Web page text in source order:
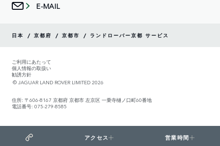
アクセス 営業時間
E-MAIL
日本 / 京都府 / 京都市 / ランドローバー京都 サービス
ご利用にあたって
個人情報の取扱い
勧誘方針
© JAGUAR LAND ROVER LIMITED 2026
住所: 〒606-8167 京都府 京都市 左京区 一乗寺樋ノ口町60番地
電話番号: 075-279-8585